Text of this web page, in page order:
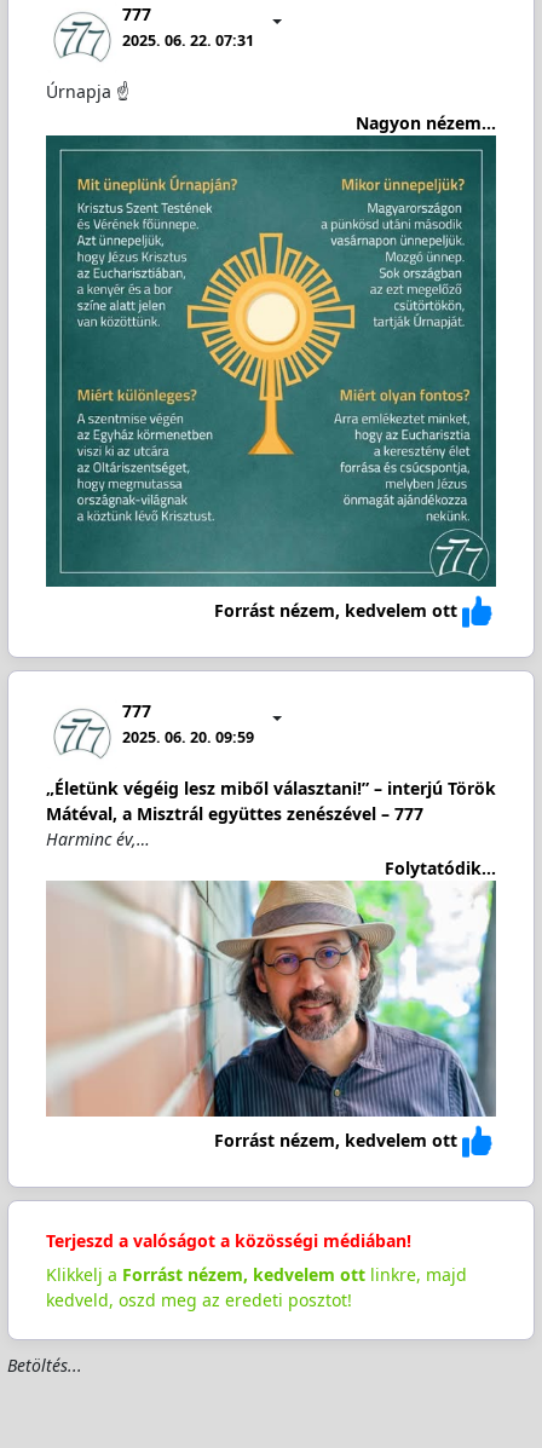
777
2025. 06. 22. 07:31
Úrnapja ☝️
Nagyon nézem...
Forrást nézem, kedvelem ott
777
2025. 06. 20. 09:59
„Életünk végéig lesz miből választani!” – interjú Török
Mátéval, a Misztrál együttes zenészével – 777
Harminc év,…
Folytatódik...
Forrást nézem, kedvelem ott
Terjeszd a valóságot a közösségi médiában!
Klikkelj a Forrást nézem, kedvelem ottlinkre, majd
kedveld, oszd meg az eredeti posztot!
Betöltés...